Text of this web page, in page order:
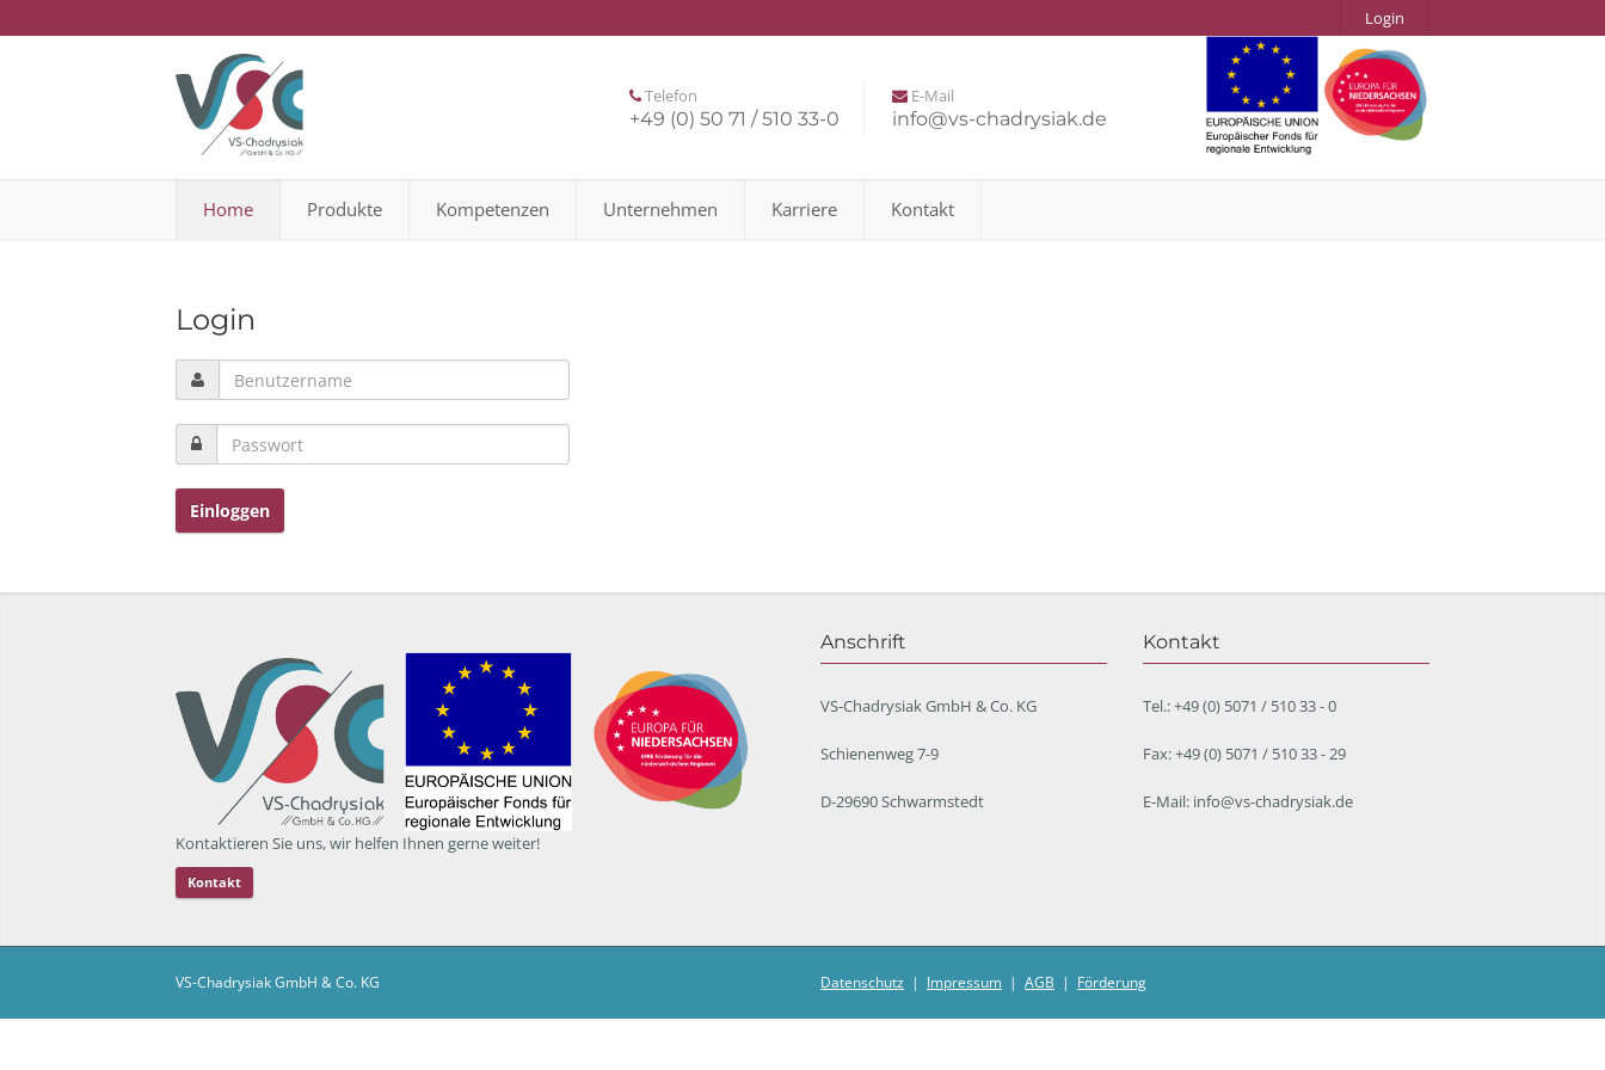
Login
Telefon
+49 (0) 50 71 / 510 33-0
E-Mail
info@vs-chadrysiak.de
Home Produkte Kompetenzen Unternehmen Karriere Kontakt
Login
Kontaktieren Sie uns, wir helfen Ihnen gerne weiter!
Kontakt
Anschrift
VS-Chadrysiak GmbH & Co. KG
Schienenweg 7-9
D-29690 Schwarmstedt
Kontakt
Tel.: +49 (0) 5071 / 510 33 - 0
Fax: +49 (0) 5071 / 510 33 - 29
E-Mail: info@vs-chadrysiak.de
VS-Chadrysiak GmbH & Co. KG Datenschutz | Impressum | AGB | Förderung